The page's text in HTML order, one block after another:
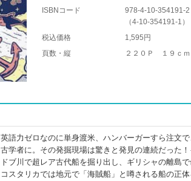
ISBNコード
978-4-10-354191-2
（4-10-354191-1 ）
税込価格
1,595円
頁数・縦
２２０Ｐ １９ｃｍ
英語力ゼロなのに単身渡米、ハンバーガーすら注文
古学者に。その発掘現場は驚きと発見の連続だった
ドブ川で超レア古代船を掘り出し、ギリシャの離島
コスタリカでは地元で「海賊船」と噂される船の正